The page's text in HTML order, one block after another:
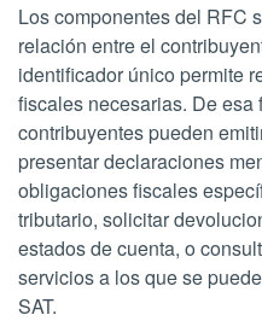
Los componentes del RFC
relación entre el
identificador único permite
fiscales necesarias. De
contribuyentes pueden
presentar declaraciones
obligaciones fiscales
tributario, solicitar
estados de cuenta, o
servicios a los que se
SAT.